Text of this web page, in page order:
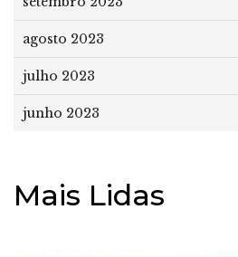
agosto 2023
julho 2023
junho 2023
Mais Lidas